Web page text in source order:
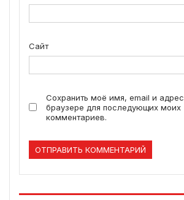
Сайт
Сохранить моё имя, email и
браузере для последующих моих
комментариев.